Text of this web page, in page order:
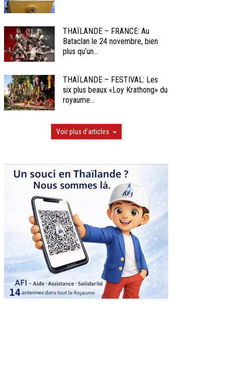
THAÏLANDE – FRANCE: Au
Bataclan le 24 novembre, bien
plus qu’un...
THAÏLANDE – FESTIVAL: Les
six plus beaux «Loy Krathong» du
royaume...
Voir plus d'articles